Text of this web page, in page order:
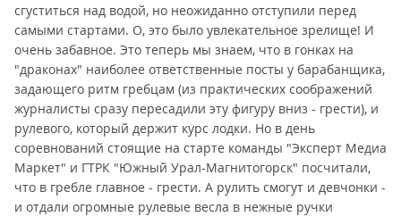
сгуститься над водой, но неожиданно отступили перед
самыми стартами. О, это было увлекательное зрелище! И
очень забавное. Это теперь мы знаем, что в гонках на
"драконах" наиболее ответственные посты у барабанщика,
задающего ритм гребцам (из практических соображений
журналисты сразу пересадили эту фигуру вниз - грести), и
рулевого, который держит курс лодки. Но в день
соревнований стоящие на старте команды "Эксперт Медиа
Маркет" и ГТРК "Южный Урал-Магнитогорск" посчитали,
что в гребле главное - грести. А рулить смогут и девчонки -
и отдали огромные рулевые весла в нежные ручки